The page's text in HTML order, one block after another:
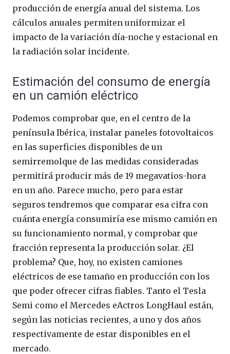
producción de energía anual del sistema. Los
cálculos anuales permiten uniformizar el
impacto de la variación día-noche y estacional en
la radiación solar incidente.
Estimación del consumo de energía
en un camión eléctrico
Podemos comprobar que, en el centro de la
península Ibérica, instalar paneles fotovoltaicos
en las superficies disponibles de un
semirremolque de las medidas consideradas
permitirá producir más de 19 megavatios-hora
en un año. Parece mucho, pero para estar
seguros tendremos que comparar esa cifra con
cuánta energía consumiría ese mismo camión en
su funcionamiento normal, y comprobar que
fracción representa la producción solar. ¿El
problema? Que, hoy, no existen camiones
eléctricos de ese tamaño en producción con los
que poder ofrecer cifras fiables. Tanto el Tesla
Semi como el Mercedes eActros LongHaul están,
según las noticias recientes, a uno y dos años
respectivamente de estar disponibles en el
mercado.